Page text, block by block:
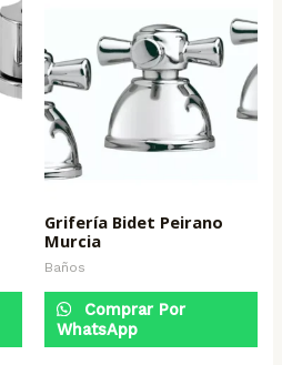
Grifería Bidet Peirano
Murcia
Baños
Comprar Por
WhatsApp